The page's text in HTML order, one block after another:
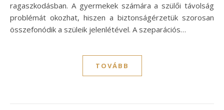
ragaszkodásban. A gyermekek számára a szülői távolság
problémát okozhat, hiszen a biztonságérzetük szorosan
összefonódik a szüleik jelenlétével. A szeparációs…
TOVÁBB